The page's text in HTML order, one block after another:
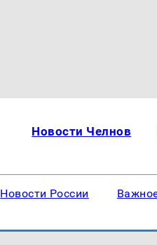
Новости Челнов
Новости России